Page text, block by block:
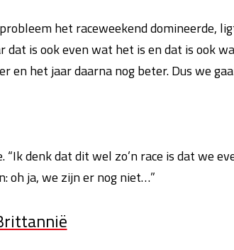
het raceweekend domineerde,
dat is ook even wat het is en dat is ook
het jaar daarna nog beter. Dus we
denk dat dit wel zo’n race is dat we
oh ja, we zijn er nog niet…”